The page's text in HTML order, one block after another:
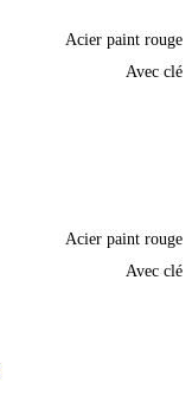
Acier paint rouge
Avec clé
Acier paint rouge
Avec clé